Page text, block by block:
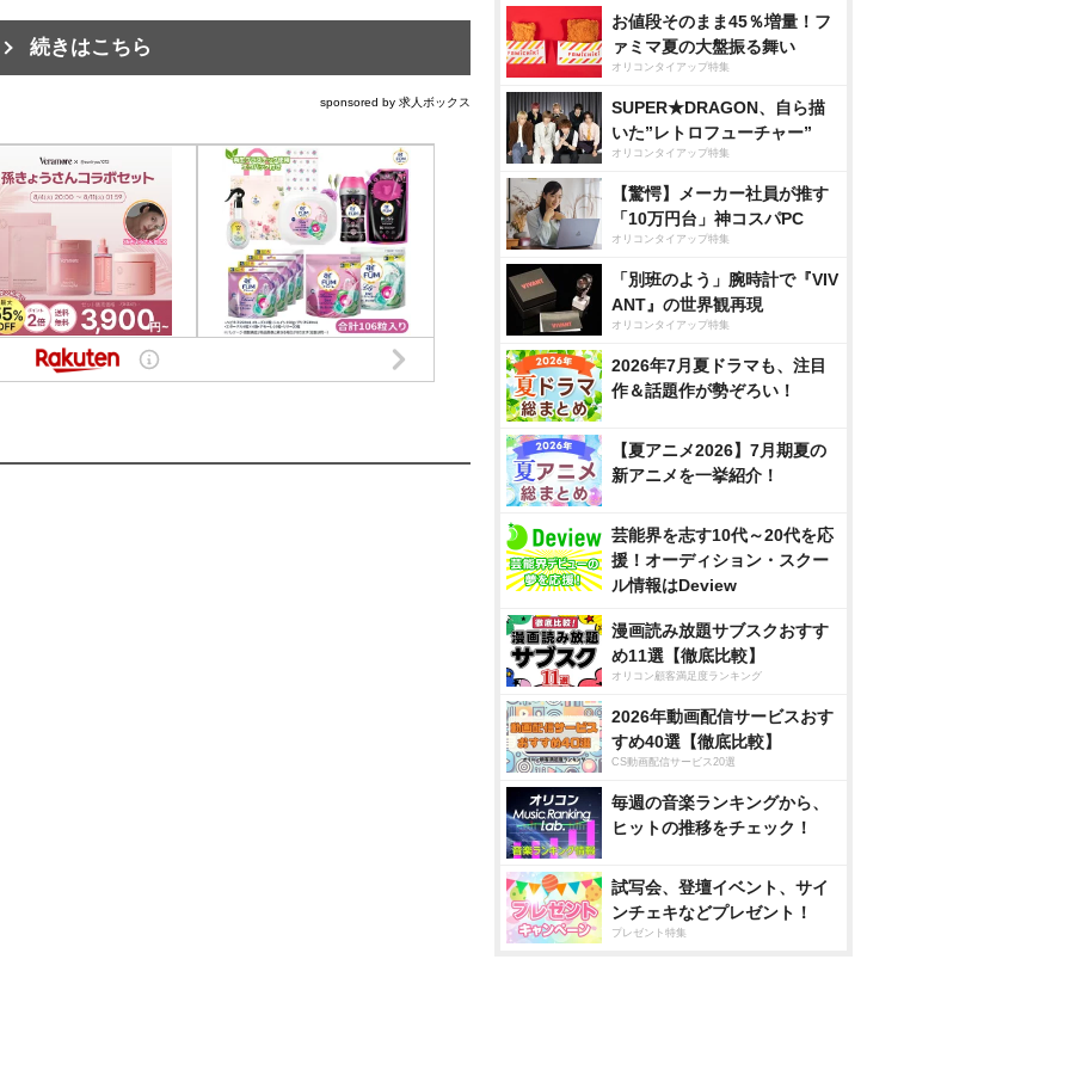
続きはこちら
sponsored by 求人ボックス
お値段そのまま45％増量！フ
ァミマ夏の大盤振る舞い
オリコンタイアップ特集
SUPER★DRAGON、自ら描
いた”レトロフューチャー”
オリコンタイアップ特集
【驚愕】メーカー社員が推す
「10万円台」神コスパPC
オリコンタイアップ特集
「別班のよう」腕時計で『VIV
ANT』の世界観再現
オリコンタイアップ特集
2026年7月夏ドラマも、注目
作＆話題作が勢ぞろい！
【夏アニメ2026】7月期夏の
新アニメを一挙紹介！
芸能界を志す10代～20代を応
援！オーディション・スクー
ル情報はDeview
漫画読み放題サブスクおすす
め11選【徹底比較】
オリコン顧客満足度ランキング
2026年動画配信サービスおす
すめ40選【徹底比較】
CS動画配信サービス20選
毎週の音楽ランキングから、
ヒットの推移をチェック！
試写会、登壇イベント、サイ
ンチェキなどプレゼント！
プレゼント特集